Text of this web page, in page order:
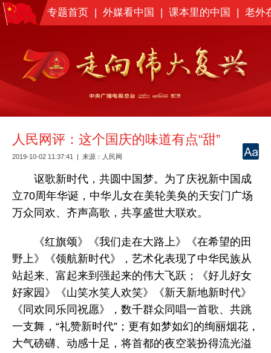
专题首页 |外媒看中国 |课本里的中国 |老外
人民网评：这个国庆的味道有点“甜”
2019-10-02 11:37:41 来源： 人民网
讴歌新时代，共圆中国梦。为了庆祝新中国成
立70周年华诞，中华儿女在美轮美奂的天安门广场
万众同欢、齐声高歌，共享盛世大联欢。
《红旗颂》《我们走在大路上》《在希望的田
野上》《领航新时代》，艺术化表现了中华民族从
站起来、富起来到强起来的伟大飞跃；《好儿好女
好家园》《山笑水笑人欢笑》《新天新地新时代》
《同欢同乐同祝愿》，数千群众同唱一首歌、共跳
一支舞，“礼赞新时代”；更有如梦如幻的绚丽烟花，
大气磅礴、动感十足，将首都的夜空装扮得流光溢